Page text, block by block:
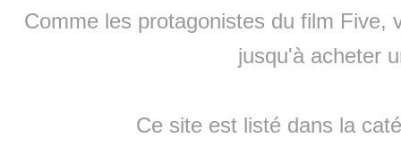
Comme les protagonistes du film Five,
jusqu'à acheter
Ce site est listé dans la